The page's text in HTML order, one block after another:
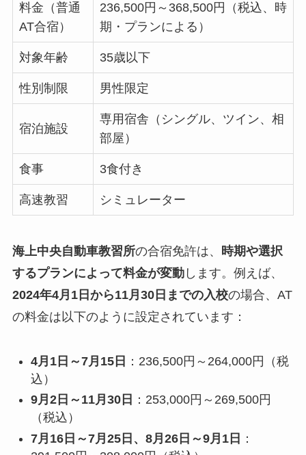
料金（普通
AT合宿）
236,500円～368,500円（税込、時
期・プランによる）
対象年齢 35歳以下
性別制限 男性限定
宿泊施設
専用宿舎（シングル、ツイン、相
部屋）
食事 3食付き
高速教習 シミュレーター
海上中央自動車教習所の合宿免許は、
時期や選択
するプランによって料金が変動します。例えば、
2024年4月1日から11月30日までの入校の場合、AT
の料金は以下のように設定されています：
4月1日～7月15日 ：236,500円～264,000円（税
込）
9月2日～11月30日 ：253,000円～269,500円
（税込）
7月16日～7月25日、8月26日～9月1日 ：